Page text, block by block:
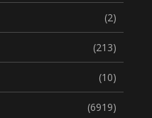
(2)
(213)
(10)
(6919)